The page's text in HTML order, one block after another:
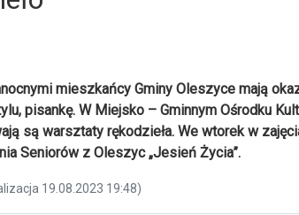
mieszkańcy Gminy Oleszyce mają
pisankę. W Miejsko – Gminnym Ośrodku
są warsztaty rękodzieła. We wtorek w
Seniorów z Oleszyc „Jesień Życia”.
19.08.2023 19:48)